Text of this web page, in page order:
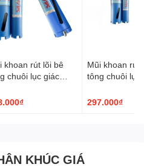
khoan rút lõi bê
chuôi lục giác
Mũi khoan rút
tông chuôi lục
297.000₫
KHÚC GIÁ